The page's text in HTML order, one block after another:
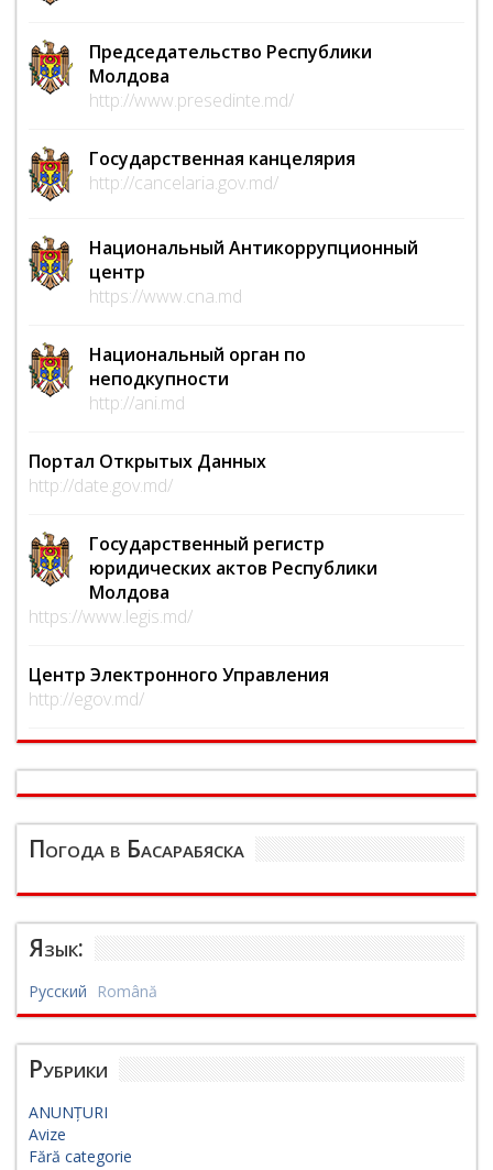
Председательство Республики
Молдова
http://www.presedinte.md/
Государственная канцелярия
http://cancelaria.gov.md/
Национальный Антикоррупционный
центр
https://www.cna.md
Национальный орган по
неподкупности
http://ani.md
Портал Открытых Данных
http://date.gov.md/
Государственный регистр
юридических актов Республики
Молдова
https://www.legis.md/
Центр Электронного Управления
http://egov.md/
Погода в Басарабяска
Язык:
Русский Română
Рубрики
ANUNȚURI
Avize
Fără categorie